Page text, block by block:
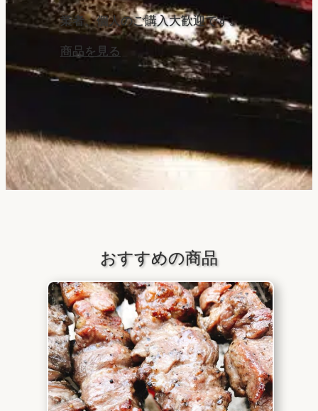
業者、個人のご購入大歓迎です。
商品を見る
おすすめの商品